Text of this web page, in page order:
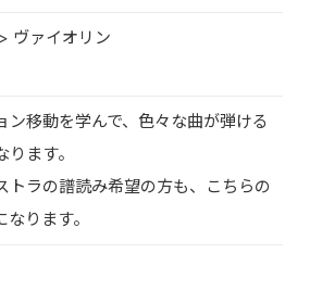
ヴァイオリン
ン移動を学んで、色々な曲が弾ける
ります。
トラの譜読み希望の方も、こちらの
なります。